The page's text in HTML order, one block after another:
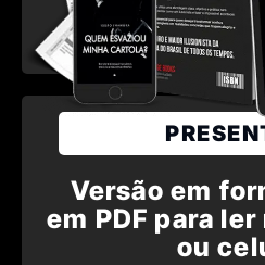
Versão em
em PDF para
ou